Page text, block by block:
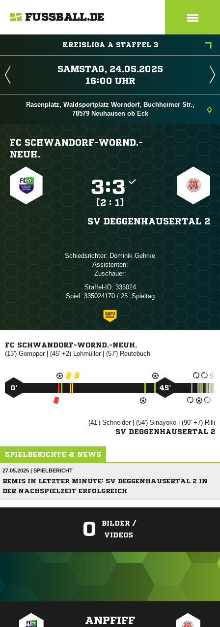
FUSSBALL.DE
KREISLIGA A STAFFEL 3
 
 
Rasenplatz, Waldsportplatz Worndorf, Buchheimer Str.,
78579 Neuhausen ob Eck
FC SCHWANDORF-WORND.-
NEUH.
:
[2 : 1]
SV DEGGENHAUSERTAL 2
Schiedsrichter:  
Assistenten:
Zuschauer:
Staffel-ID: 335024
Spiel: 335024170 / 25. Spieltag
FC SCHWANDORF-WORND.-NEUH.
(13') | (45' +2) | (57') 
0’ 45’
(41') | (54')  | (90' +7) 
SV DEGGENHAUSERTAL 2
SPIELBERICHTE & NEWS
27.05.2025 | SPIELBERICHT
REMIS IN LETZTER MINUTE: SV DEGGENHAUSERTAL 2 IN
DER NACHSPIELZEIT ERFOLGREICH
0
BILDER /
VIDEOS
ANPFIFF